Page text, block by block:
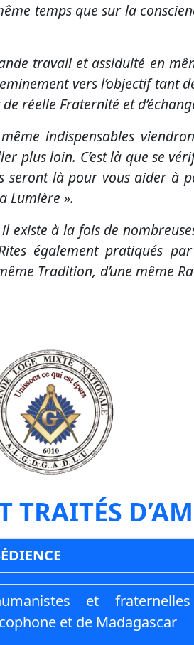
temps que sur la
travail et assiduité en
vers l’objectif tant
réelle Fraternité et
indispensables
plus loin. C’est là que se
seront là pour vous aider à
Lumière ».
existe à la fois de
également pratiqués
Tradition, d’une même
TRAITÉS
et fraternelles
et de Madagascar